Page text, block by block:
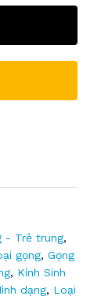
- Trẻ trung,
gọng, Gọng
, Kính Sinh
dạng, Loại